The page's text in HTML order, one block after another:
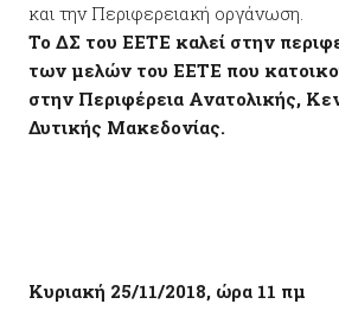
και την Περιφερειακή οργάνωση.
Το ΔΣ του ΕΕΤΕ καλεί στην
των μελών του ΕΕΤΕ που
στην Περιφέρεια Ανατολικής,
Δυτικής Μακεδονίας.
Κυριακή 25/11/2018, ώρα 11 πμ